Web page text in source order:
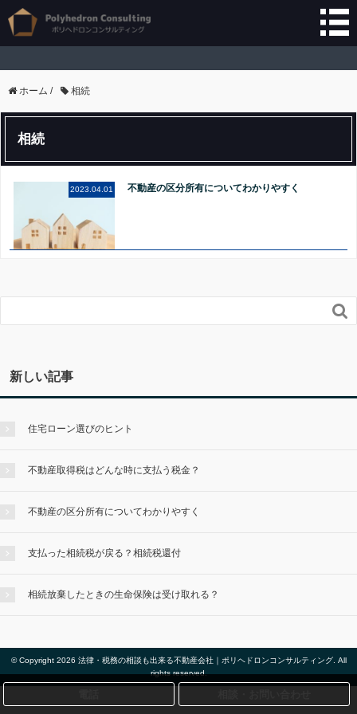
ホーム / 相続
相続
2023.04.01 不動産の区分所有についてわかりやすく

新しい記事
住宅ローン選びのヒント
不動産取得税はどんな時に支払う税金？
不動産の区分所有についてわかりやすく
支払った相続税が戻る？相続税還付
相続放棄したときの生命保険は受け取れる？
© Copyright 2026 法律・税務の相談も出来る不動産会社｜ポリヘドロンコンサルティング. All
rights reserved.